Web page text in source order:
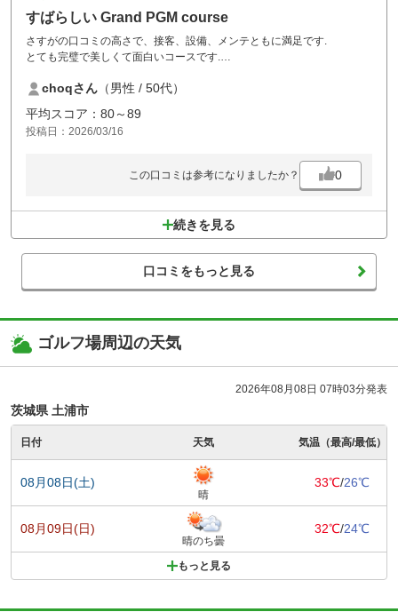
すばらしい Grand PGM course
さすがの口コミの高さで、接客、設備、メンテともに満足です.
とても完璧で美しくて面白いコースです.
choqさん （男性 / 50代）
平均スコア：80～89
投稿日：2026/03/16
この口コミは参考になりましたか？ 0
続きを見る
口コミをもっと見る
ゴルフ場周辺の天気
2026年08月08日 07時03分発表
茨城県 土浦市
日付 天気 気温（最高/最低）
08月08日(土)
晴
33℃/26℃
08月09日(日)
晴のち曇
32℃/24℃
もっと見る